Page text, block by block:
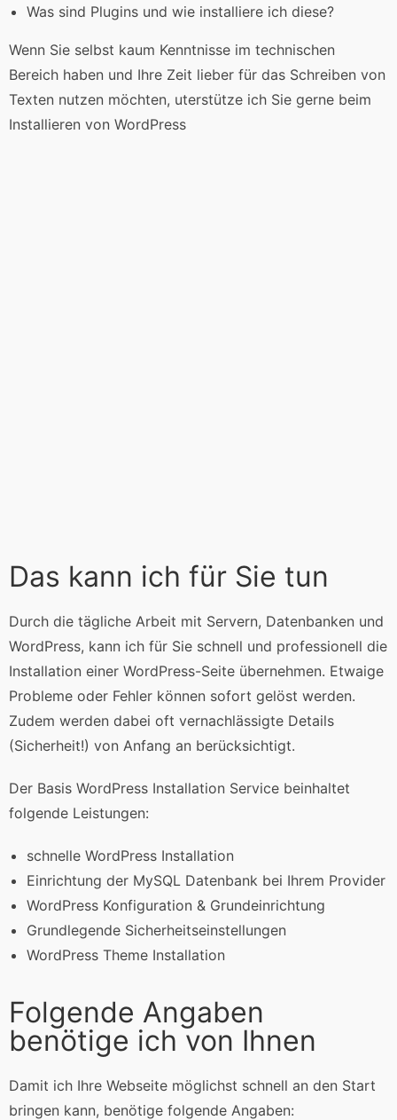
Was sind Plugins und wie installiere ich diese?
Wenn Sie selbst kaum Kenntnisse im technischen
Bereich haben und Ihre Zeit lieber für das Schreiben von
Texten nutzen möchten, uterstütze ich Sie gerne beim
Installieren von WordPress
Das kann ich für Sie tun
Durch die tägliche Arbeit mit Servern, Datenbanken und
WordPress, kann ich für Sie schnell und professionell die
Installation einer WordPress-Seite übernehmen. Etwaige
Probleme oder Fehler können sofort gelöst werden.
Zudem werden dabei oft vernachlässigte Details
(Sicherheit!) von Anfang an berücksichtigt.
Der Basis WordPress Installation Service beinhaltet
folgende Leistungen:
schnelle WordPress Installation
Einrichtung der MySQL Datenbank bei Ihrem Provider
WordPress Konfiguration & Grundeinrichtung
Grundlegende Sicherheitseinstellungen
WordPress Theme Installation
Folgende Angaben
benötige ich von Ihnen
Damit ich Ihre Webseite möglichst schnell an den Start
bringen kann, benötige folgende Angaben: